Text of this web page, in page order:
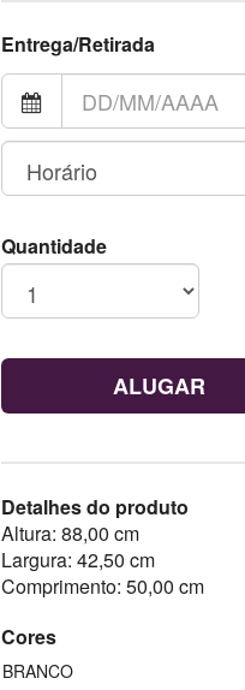
Entrega/Retirada
Quantidade
ALUGAR
Detalhes do produto
Altura: 88,00 cm
Largura: 42,50 cm
Comprimento: 50,00 cm
Cores
BRANCO